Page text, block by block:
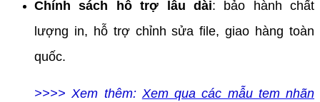
Chính sách hỗ trợ lâu dài: bảo hành chất
lượng in, hỗ trợ chỉnh sửa file, giao hàng toàn
quốc.
>>>> Xem thêm: Xem qua các mẫu tem nhãn